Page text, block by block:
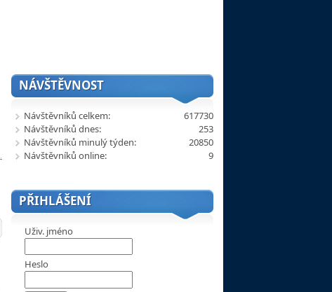
NÁVŠTĚVNOST
617730
Návštěvníků celkem:
253
Návštěvníků dnes:
20850
Návštěvníků minulý týden:
9
Návštěvníků online:
PŘIHLÁŠENÍ
Uživ. jméno
Heslo